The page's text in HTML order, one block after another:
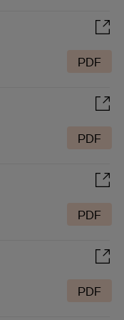
PDF
PDF
PDF
PDF